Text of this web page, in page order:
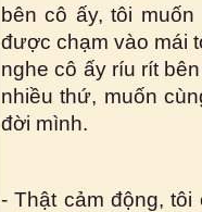
bên cô ấy, tôi
được chạm vào mái
nghe cô ấy ríu rít
nhiều thứ, muốn
đời mình.
- Thật cảm động,